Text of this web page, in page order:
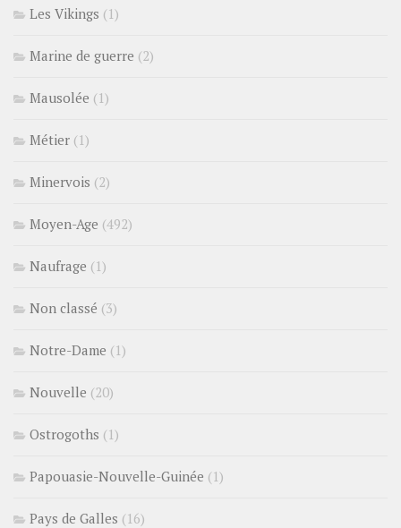
Les Vikings (1)
Marine de guerre (2)
Mausolée (1)
Métier (1)
Minervois (2)
Moyen-Age (492)
Naufrage (1)
Non classé (3)
Notre-Dame (1)
Nouvelle (20)
Ostrogoths (1)
Papouasie-Nouvelle-Guinée (1)
Pays de Galles (16)